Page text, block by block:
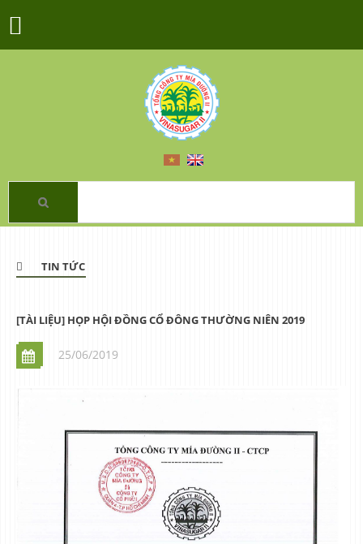
TIN TỨC
[TÀI LIỆU] HỌP HỘI ĐỒNG CỔ ĐÔNG THƯỜNG NIÊN 2019
25/06/2019